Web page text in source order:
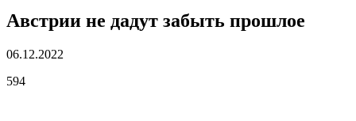
Австрии не дадут забыть прошлое
06.12.2022
594